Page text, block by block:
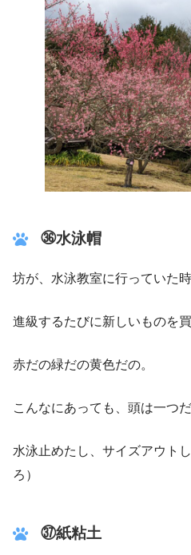
㊱水泳帽
坊が、水泳教室に行っていた
進級するたびに新しいものを
赤だの緑だの黄色だの。
こんなにあっても、頭は一つ
水泳止めたし、サイズアウト
ろ）
㊲紙粘土